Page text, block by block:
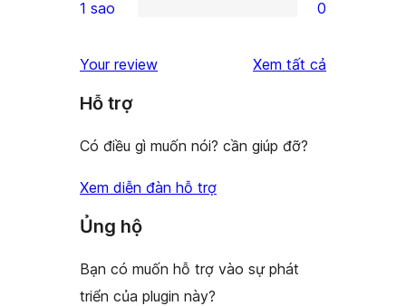
reviews
star
2-
review
star
reviews
1 sao 0
Your review Xem tất cả
Hỗ trợ
Có điều gì muốn nói? cần giúp đỡ?
Xem diễn đàn hỗ trợ
Ủng hộ
Bạn có muốn hỗ trợ vào sự phát
triển của plugin này?